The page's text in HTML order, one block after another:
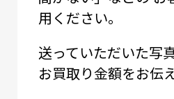
⽤ください。
送っていただいた写
お買取り⾦額をお伝